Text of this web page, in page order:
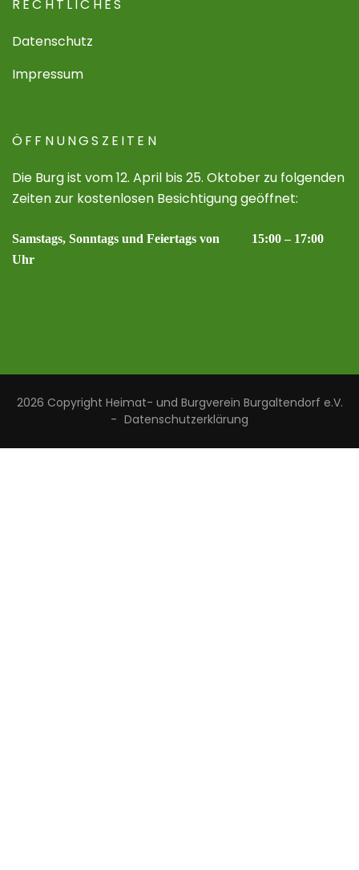
RECHTLICHES
Datenschutz
Impressum
ÖFFNUNGSZEITEN
Die Burg ist vom 12. April bis 25. Oktober zu folgenden
Zeiten zur kostenlosen Besichtigung geöffnet:
Samstags, Sonntags und Feiertags von 15:00 – 17:00
Uhr
2026 Copyright Heimat- und Burgverein Burgaltendorf e.V.
- Datenschutzerklärung